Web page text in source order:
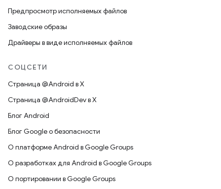
Предпросмотр исполняемых файлов
Заводские образы
Драйверы в виде исполняемых файлов
СОЦСЕТИ
Страница @Android в X
Страница @AndroidDev в X
Блог Android
Блог Google о безопасности
О платформе Android в Google Groups
О разработках для Android в Google Groups
О портировании в Google Groups